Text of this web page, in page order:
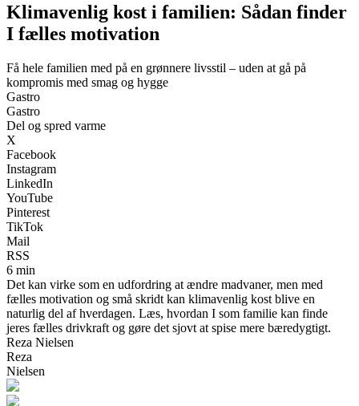
Klimavenlig kost i familien: Sådan finder
I fælles motivation
Få hele familien med på en grønnere livsstil – uden at gå på
kompromis med smag og hygge
Gastro
Gastro
Del og spred varme
X
Facebook
Instagram
LinkedIn
YouTube
Pinterest
TikTok
Mail
RSS
6 min
Det kan virke som en udfordring at ændre madvaner, men med
fælles motivation og små skridt kan klimavenlig kost blive en
naturlig del af hverdagen. Læs, hvordan I som familie kan finde
jeres fælles drivkraft og gøre det sjovt at spise mere bæredygtigt.
Reza Nielsen
Reza
Nielsen